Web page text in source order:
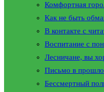
Комфортная
Как не быть
В контакте с
Воспитание с
Лесничане, вы
Письмо в
Бессмертный